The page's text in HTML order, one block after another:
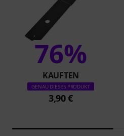
76%
KAUFTEN
GENAU DIESES PRODUKT
3,90 €